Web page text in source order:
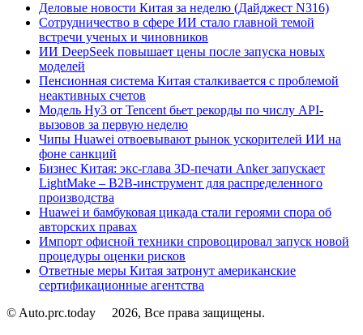
Деловые новости Китая за неделю (Дайджест N316)
Сотрудничество в сфере ИИ стало главной темой
встречи ученых и чиновников
ИИ DeepSeek повышает цены после запуска новых
моделей
Пенсионная система Китая сталкивается с проблемой
неактивных счетов
Модель Hy3 от Tencent бьет рекорды по числу API-
вызовов за первую неделю
Чипы Huawei отвоевывают рынок ускорителей ИИ на
фоне санкций
Бизнес Китая: экс-глава 3D-печати Anker запускает
LightMake – B2B-инструмент для распределенного
производства
Huawei и бамбуковая цикада стали героями спора об
авторских правах
Импорт офисной техники спровоцировал запуск новой
процедуры оценки рисков
Ответные меры Китая затронут американские
сертификационные агентства
© Auto.prc.today
2026, Все права защищены.